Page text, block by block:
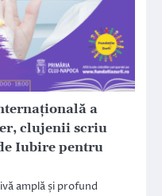
a
clujenii scriu
Iubire pentru
amplă și profund